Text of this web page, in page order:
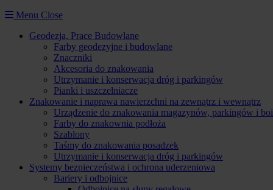
Menu Close
Geodezja, Prace Budowlane
Farby geodezyjne i budowlane
Znaczniki
Akcesoria do znakowania
Utrzymanie i konserwacja dróg i parkingów
Pianki i uszczelniacze
Znakowanie i naprawa nawierzchni na zewnątrz i wewnątrz
Urządzenie do znakowania magazynów, parkingów i
Farby do znakownia podłoża
Szablony
Taśmy do znakowania posadzek
Utrzymanie i konserwacja dróg i parkingów
Systemy bezpieczeństwa i ochrona uderzeniowa
Bariery i odbojnice